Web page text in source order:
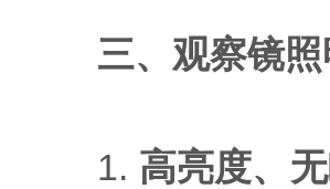
三、观察镜
1. 高亮度、